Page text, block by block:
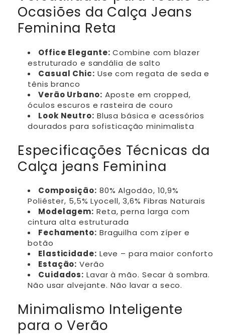
Ocasiões da Calça Jeans
Feminina Reta
Office Elegante: Combine com blazer
estruturado e sandália de salto
Casual Chic: Use com regata de seda e
tênis branco
Verão Urbano: Aposte em cropped,
óculos escuros e rasteira de couro
Look Neutro: Blusa básica e acessórios
dourados para sofisticação minimalista
Especificações Técnicas da
Calça jeans Feminina
Composição: 80% Algodão, 10,9%
Poliéster, 5,5% Lyocell, 3,6% Fibras Naturais
Modelagem: Reta, perna larga com
cintura alta estruturada
Fechamento: Braguilha com zíper e
botão
Elasticidade: Leve – para maior conforto
Estação: Verão
Cuidados: Lavar à mão. Secar à sombra.
Não usar alvejante. Não lavar a seco.
Minimalismo Inteligente
para o Verão